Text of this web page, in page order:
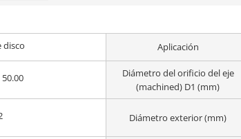
disco Aplicación
Diámetro del orificio del eje
(machined) D1 (mm)
Diámetro exterior (mm)